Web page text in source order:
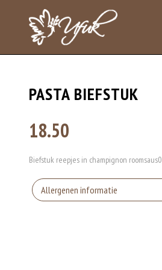
PASTA BIEFSTUK
18.50
Biefstuk reepjes in champignon roomsaus0
Allergenen informatie